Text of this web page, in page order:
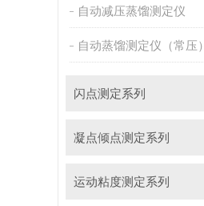
自动减压蒸馏测定仪
自动蒸馏测定仪（常压）
闪点测定系列
凝点倾点测定系列
运动粘度测定系列